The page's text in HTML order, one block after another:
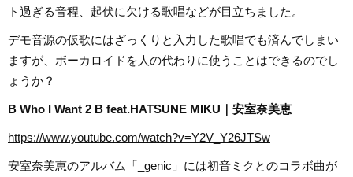
ト過ぎる音程、起伏に欠ける歌唱などが目立ちました。
デモ音源の仮歌にはざっくりと入力した歌唱でも済んでしまい
ますが、ボーカロイドを人の代わりに使うことはできるのでし
ょうか？
B Who I Want 2 B feat.HATSUNE MIKU｜安室奈美恵
https://www.youtube.com/watch?v=Y2V_Y26JTSw
安室奈美恵のアルバム「_genic」には初音ミクとのコラボ曲が